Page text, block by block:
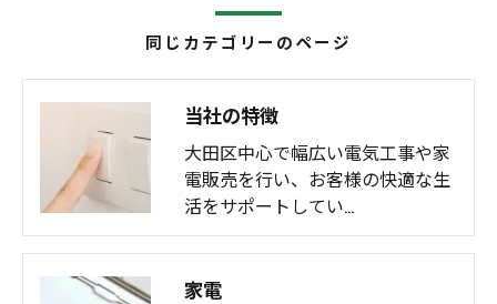
同じカテゴリーのページ
当社の特徴
大田区中心で幅広い電気工事や家
電販売を行い、お客様の快適な生
活をサポートしてい…
家電